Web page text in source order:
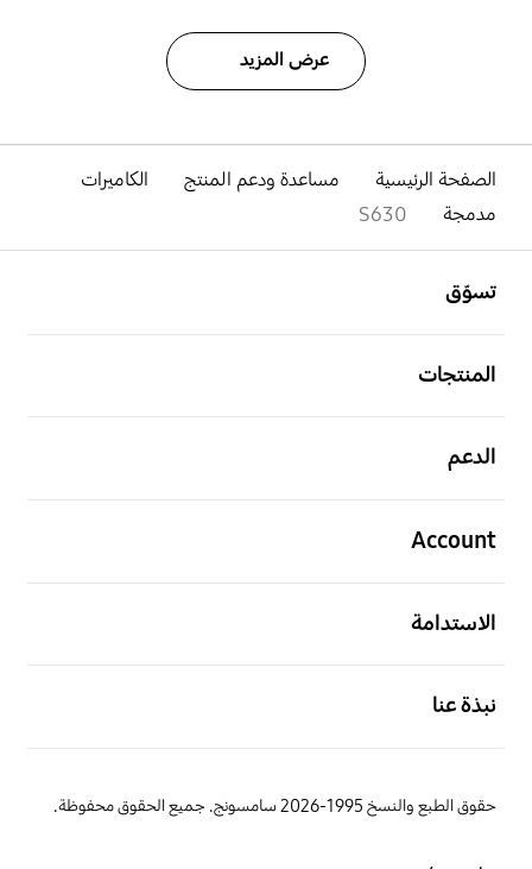
عرض المزيد
الصفحة الرئيسية مساعدة ودعم المنتج
الكاميرات
مدمجة
S630
تسوّق
المنتجات
الدعم
Account
الاستدامة
نبذة عنا
حقوق الطبع والنسخ 1995-2026 سامسونج. جميع الحقوق محفوظة.